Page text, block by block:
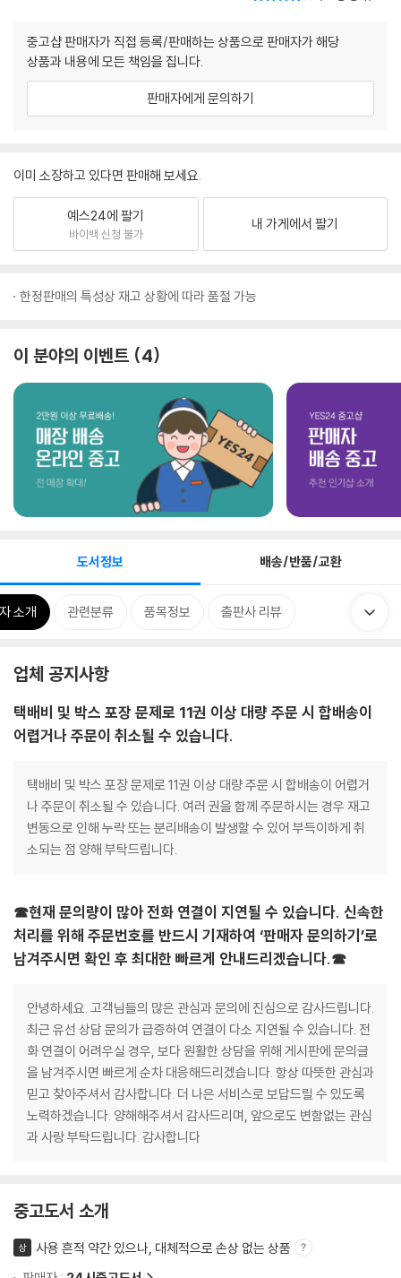
중고샵 판매자가 직접 등록/판매하는 상품으로 판매자가 해당
상품과 내용에 모든 책임을 집니다.
판매자에게 문의하기
이미 소장하고 있다면 판매해 보세요.
예스24에 팔기
바이백 신청 불가
내 가게에서 팔기
한정판매의 특성상 재고 상황에 따라 품절 가능
이 분야의 이벤트 4
도서정보 배송/반품/교환
소개 관련분류 품목정보 출판사 리뷰
업체 공지사항
택배비 및 박스 포장 문제로 11권 이상 대량 주문 시 합배송이
어렵거나 주문이 취소될 수 있습니다.
택배비 및 박스 포장 문제로 11권 이상 대량 주문 시 합배송이 어렵거
나 주문이 취소될 수 있습니다. 여러 권을 함께 주문하시는 경우 재고
변동으로 인해 누락 또는 분리배송이 발생할 수 있어 부득이하게 취
소되는 점 양해 부탁드립니다.
☎현재 문의량이 많아 전화 연결이 지연될 수 있습니다. 신속한
처리를 위해 주문번호를 반드시 기재하여 ‘판매자 문의하기’로
남겨주시면 확인 후 최대한 빠르게 안내드리겠습니다.☎
안녕하세요. 고객님들의 많은 관심과 문의에 진심으로 감사드립니다.
최근 유선 상담 문의가 급증하여 연결이 다소 지연될 수 있습니다. 전
화 연결이 어려우실 경우, 보다 원활한 상담을 위해 게시판에 문의글
을 남겨주시면 빠르게 순차 대응해드리겠습니다. 항상 따뜻한 관심과
믿고 찾아주셔서 감사합니다. 더 나은 서비스로 보답드릴 수 있도록
노력하겠습니다. 양해해주셔서 감사드리며, 앞으로도 변함없는 관심
과 사랑 부탁드립니다. 감사합니다
중고도서 소개
상
사용 흔적 약간 있으나, 대체적으로 손상 없는 상품